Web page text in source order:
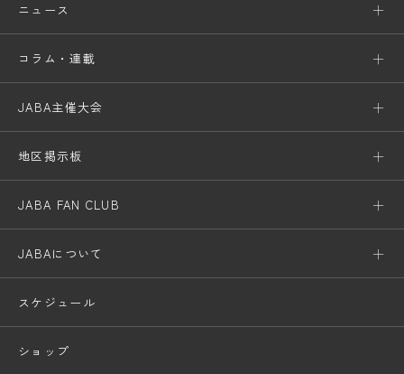
ニュース
コラム・連載
JABA主催大会
地区掲示板
JABA FAN CLUB
JABAについて
スケジュール
ショップ